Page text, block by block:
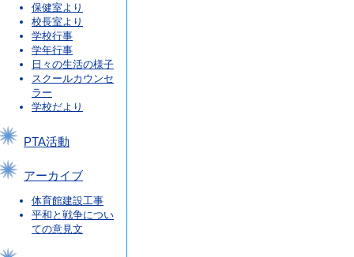
保健室より
校長室より
学校行事
学年行事
日々の生活の様子
スクールカウンセ
ラー
学校だより
PTA活動
アーカイブ
体育館建設工事
平和と戦争につい
ての意見文